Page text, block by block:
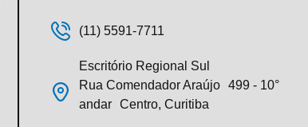
(11) 5591-7711
Escritório Regional Sul
Rua Comendador Araújo 499 - 10°
andar Centro, Curitiba